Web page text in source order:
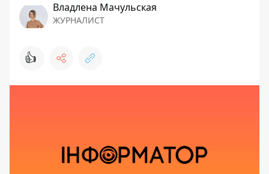
Владлена Мачульская
ЖУРНАЛИСТ
👍